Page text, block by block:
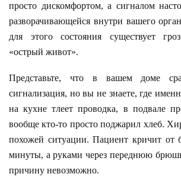
просто дискомфортом, а сигналом
разворачивающейся внутри вашего
для этого состояния существует
«острый живот».
Представьте, что в вашем доме
сигнализация, но вы не знаете, где
на кухне тлеет проводка, в подвале
вообще кто-то просто поджарил хлеб.
похожей ситуации. Пациент кричит от
минуты, а руками через переднюю
причину невозможно.